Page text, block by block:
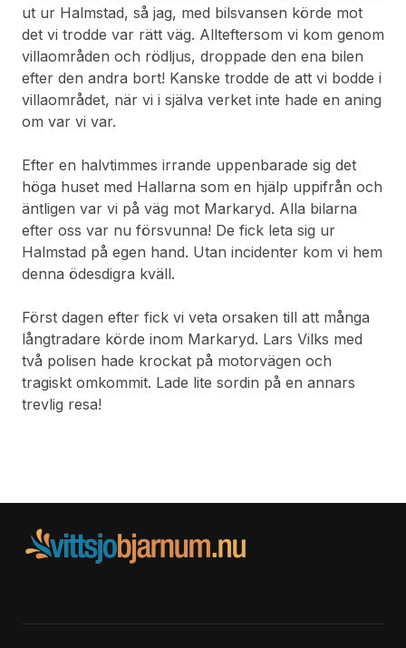
ut ur Halmstad, så jag, med bilsvansen körde mot
det vi trodde var rätt väg. Allteftersom vi kom genom
villaområden och rödljus, droppade den ena bilen
efter den andra bort! Kanske trodde de att vi bodde i
villaområdet, när vi i själva verket inte hade en aning
om var vi var.
Efter en halvtimmes irrande uppenbarade sig det
höga huset med Hallarna som en hjälp uppifrån och
äntligen var vi på väg mot Markaryd. Alla bilarna
efter oss var nu försvunna! De fick leta sig ur
Halmstad på egen hand. Utan incidenter kom vi hem
denna ödesdigra kväll.
Först dagen efter fick vi veta orsaken till att många
långtradare körde inom Markaryd. Lars Vilks med
två polisen hade krockat på motorvägen och
tragiskt omkommit. Lade lite sordin på en annars
trevlig resa!